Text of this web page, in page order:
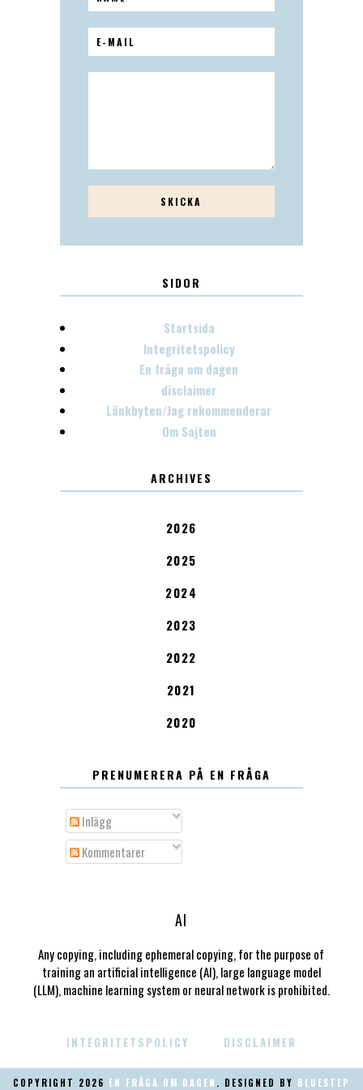
SIDOR
Startsida
Integritetspolicy
En fråga om dagen
disclaimer
Länkbyten/Jag rekommenderar
Om Sajten
ARCHIVES
2026
2025
2024
2023
2022
2021
2020
PRENUMERERA PÅ EN FRÅGA
Inlägg
Kommentarer
AI
Any copying, including ephemeral copying, for the purpose of
training an artificial intelligence (AI), large language model
(LLM), machine learning system or neural network is prohibited.
INTEGRITETSPOLICY DISCLAIMER
COPYRIGHT 2026 EN FRÅGA OM DAGEN . DESIGNED BY BLUESTEP